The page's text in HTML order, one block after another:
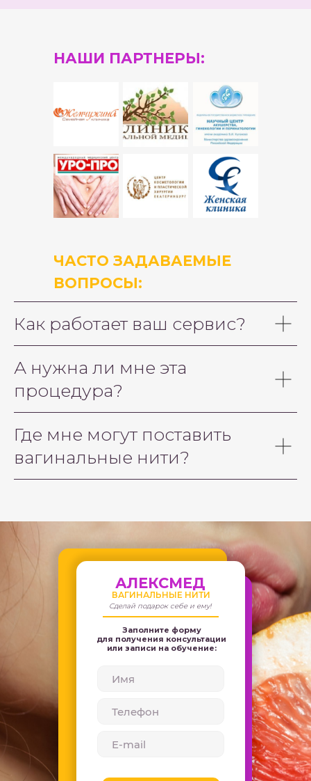
НАШИ ПАРТНЕРЫ:
ЧАСТО ЗАДАВАЕМЫЕ
ВОПРОСЫ:
Как работает ваш сервис?
А нужна ли мне эта
процедура?
Где мне могут поставить
вагинальные нити?
АЛЕКСМЕД
ВАГИНАЛЬНЫЕ НИТИ
Сделай подарок себе и ему!
Заполните форму
для получения консультации
или записи на обучение: